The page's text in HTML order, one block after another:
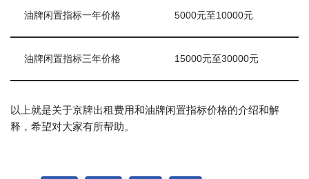
油牌闲置指标一年价格 5000元至10000元
油牌闲置指标三年价格 15000元至30000元
以上就是关于京牌出租费用和油牌闲置指标价格的介绍和解
释，希望对大家有所帮助。